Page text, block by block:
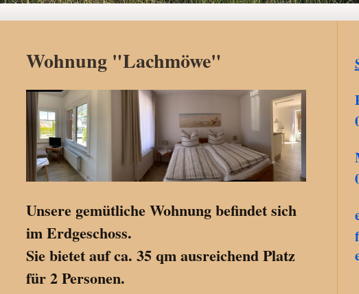
Wohnung "Lachmöwe"
Unsere gemütliche Wohnung befindet sich
im Erdgeschoss.
Sie bietet auf ca. 35 qm ausreichend Platz
für 2 Personen.